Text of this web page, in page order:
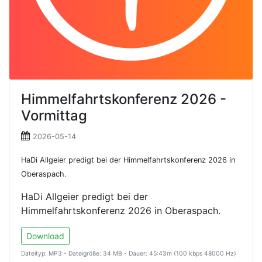
Himmelfahrtskonferenz 2026 -
Vormittag
2026-05-14
HaDi Allgeier predigt bei der Himmelfahrtskonferenz 2026 in
Oberaspach.
HaDi Allgeier predigt bei der
Himmelfahrtskonferenz 2026 in Oberaspach.
Download
Dateityp: MP3 - Dateigröße: 34 MB - Dauer: 45:43m (100 kbps 48000 Hz)